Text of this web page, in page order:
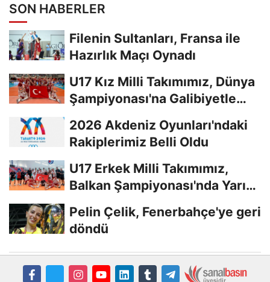
SON HABERLER
Filenin Sultanları, Fransa ile
Hazırlık Maçı Oynadı
U17 Kız Milli Takımımız, Dünya
Şampiyonası'na Galibiyetle
2026 Akdeniz Oyunları'ndaki
Rakiplerimiz Belli Oldu
U17 Erkek Milli Takımımız,
Balkan Şampiyonası'nda Yarı
Pelin Çelik, Fenerbahçe'ye geri
döndü